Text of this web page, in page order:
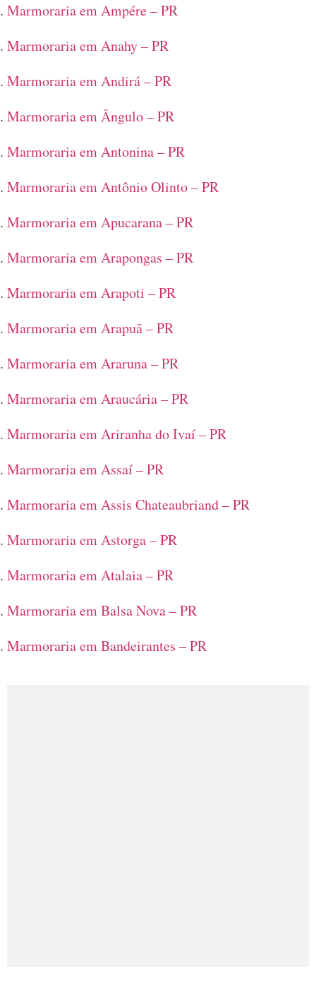
Marmoraria em Ampére – PR
Marmoraria em Anahy – PR
Marmoraria em Andirá – PR
Marmoraria em Ângulo – PR
Marmoraria em Antonina – PR
Marmoraria em Antônio Olinto – PR
Marmoraria em Apucarana – PR
Marmoraria em Arapongas – PR
Marmoraria em Arapoti – PR
Marmoraria em Arapuã – PR
Marmoraria em Araruna – PR
Marmoraria em Araucária – PR
Marmoraria em Ariranha do Ivaí – PR
Marmoraria em Assaí – PR
Marmoraria em Assis Chateaubriand – PR
Marmoraria em Astorga – PR
Marmoraria em Atalaia – PR
Marmoraria em Balsa Nova – PR
Marmoraria em Bandeirantes – PR